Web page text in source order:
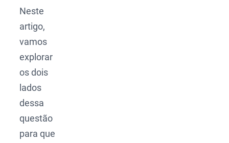
Neste
artigo,
vamos
explorar
os dois
lados
dessa
questão
para que